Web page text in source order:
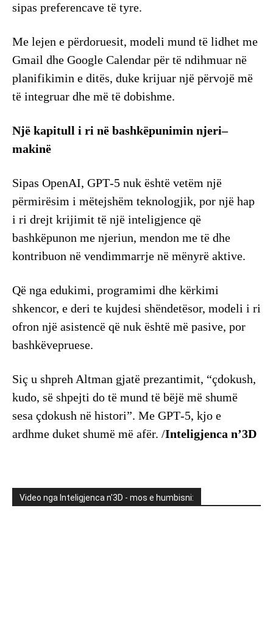
sipas preferencave të tyre.
Me lejen e përdoruesit, modeli mund të lidhet me
Gmail dhe Google Calendar për të ndihmuar në
planifikimin e ditës, duke krijuar një përvojë më
të integruar dhe më të dobishme.
Një kapitull i ri në bashkëpunimin njeri–
makinë
Sipas OpenAI, GPT‑5 nuk është vetëm një
përmirësim i mëtejshëm teknologjik, por një hap
i ri drejt krijimit të një inteligjence që
bashkëpunon me njeriun, mendon me të dhe
kontribuon në vendimmarrje në mënyrë aktive.
Që nga edukimi, programimi dhe kërkimi
shkencor, e deri te kujdesi shëndetësor, modeli i ri
ofron një asistencë që nuk është më pasive, por
bashkëvepruese.
Siç u shpreh Altman gjatë prezantimit, “çdokush,
kudo, së shpejti do të mund të bëjë më shumë
sesa çdokush në histori”. Me GPT‑5, kjo e
ardhme duket shumë më afër. /Inteligjenca n’3D
Video nga Inteligjenca n'3D - mos e humbisni: